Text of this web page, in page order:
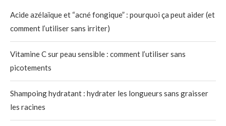
Acide azélaïque et “acné fongique” : pourquoi ça peut aider (et
comment l’utiliser sans irriter)
Vitamine C sur peau sensible : comment l’utiliser sans
picotements
Shampoing hydratant : hydrater les longueurs sans graisser
les racines